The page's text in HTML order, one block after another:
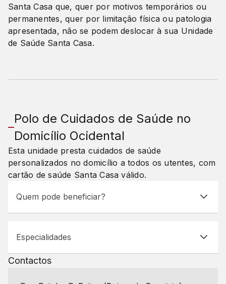
Santa Casa que, quer por motivos temporários ou
permanentes, quer por limitação física ou patologia
apresentada, não se podem deslocar à sua Unidade
de Saúde Santa Casa.
Polo de Cuidados de Saúde no
Domicílio Ocidental
Esta unidade presta cuidados de saúde
personalizados no domicílio a todos os utentes, com
cartão de saúde Santa Casa válido.
Quem pode beneficiar?
Especialidades
Contactos